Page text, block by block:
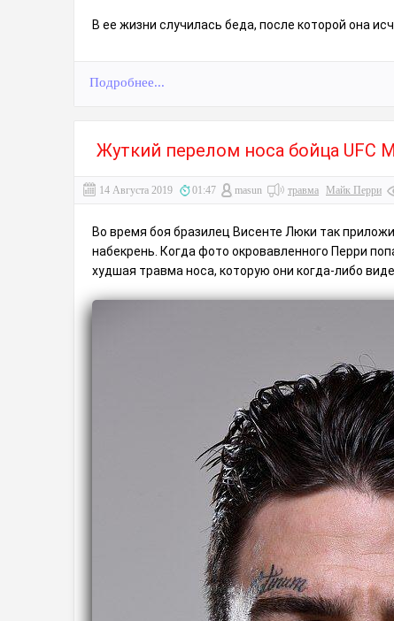
В ее жизни случилась беда, после которой она
Подробнее...
Жуткий перелом носа бойца UFC
14 Августа 2019 01:47 masun травма Майк Перри
Во время боя бразилец Висенте Люки так
набекрень. Когда фото окровавленного Перри
худшая травма носа, которую они когда-либо